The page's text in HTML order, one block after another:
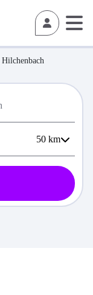
Hilchenbach
50 km